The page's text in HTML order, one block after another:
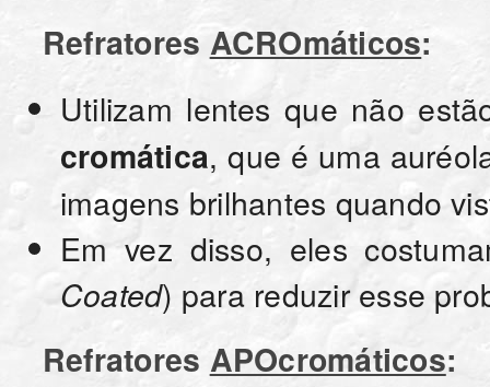
Refratores ACROmáticos:
Utilizam lentes que não
cromática, que é uma
imagens brilhantes quando
Em vez disso, eles
Coated) para reduzir esse
Refratores APOcromáticos: